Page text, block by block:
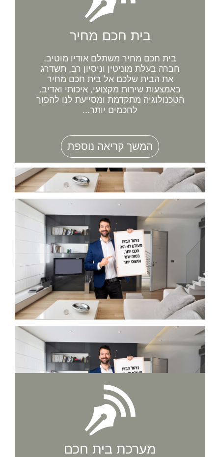
בית חכם מחיר
בית חכם מחיר משתלם אודיו מוטיב,
חברה בעלת מוניטין וניסיון רב, תשדרג
את הבית שלכם אל בית חכם מחיר
באמצעות שירות מקצועי, איכותי ואדיב.
הטכנולוגיה מתקדמת ומסייעת לנו להפוך
לחכמים יותר...
המשך קריאה נוספת
מערכת בית חכם